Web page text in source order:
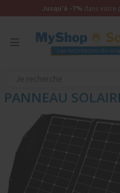
Jusqu'à -7% dans votre
PANNEAU